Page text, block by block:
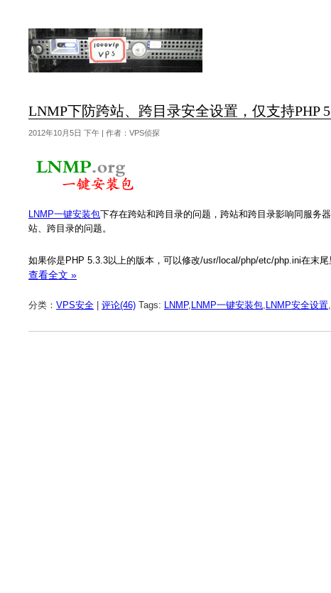
LNMP下防跨站、跨目录安全设置，仅支持PHP
2012年10月5日 下午 | 作者：VPS侦探
LNMP一键安装包下存在跨站和跨目录的问题，跨站和跨目录影响同服务
站、跨目录的问题。
如果你是PHP 5.3.3以上的版本，可以修改/usr/local/php/etc/php.ini在末尾
查看全文 »
分类： VPS安全 评论(46) Tags: LNMP, LNMP一键安装包 LNMP安全设置